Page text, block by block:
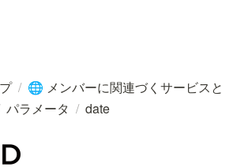
/ 🌐 メンバーに関連づくサービスと
パラメータ / date